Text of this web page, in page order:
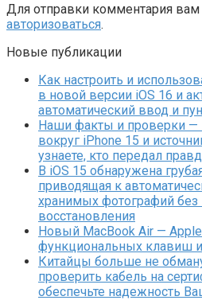
Для отправки комментария
авторизоваться.
Новые публикации
Как настроить и
в новой версии iOS 16 и
автоматический ввод и
Наши факты и проверки —
вокруг iPhone 15 и
узнаете, кто передал
В iOS 15 обнаружена
приводящая к
хранимых фотографий
восстановления
Новый MacBook Air —
функциональных клавиш
Китайцы больше не
проверить кабель на
обеспечьте надежность